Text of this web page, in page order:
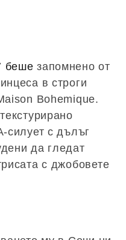
беше запомнено от
в строги
Bohemique.
силует с дълъг
да гледат
с джобовете